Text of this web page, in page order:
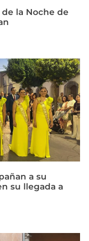
la Noche de
a su
su llegada a